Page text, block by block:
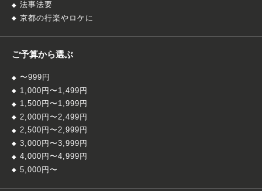
法事法要
京都の行楽やロケに
ご予算から選ぶ
〜999円
1,000円〜1,499円
1,500円〜1,999円
2,000円〜2,499円
2,500円〜2,999円
3,000円〜3,999円
4,000円〜4,999円
5,000円〜